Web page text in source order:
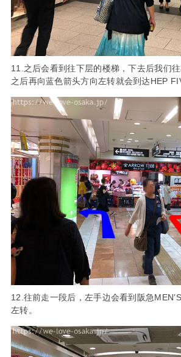
11.之后会看到往下层的楼梯，下去后我们往
之后再向蓝色箭头方向左转就会到达HEP
12.往前走一段后，左手边会看到阪急
左转。